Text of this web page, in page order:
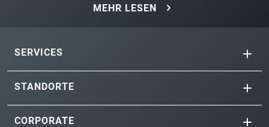
MEHR LESEN
SERVICES
STANDORTE
CORPORATE